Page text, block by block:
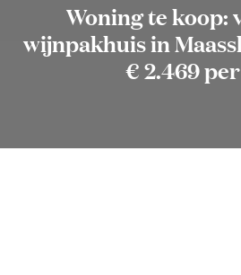
Woning te koop:
wijnpakhuis in
€ 2.469